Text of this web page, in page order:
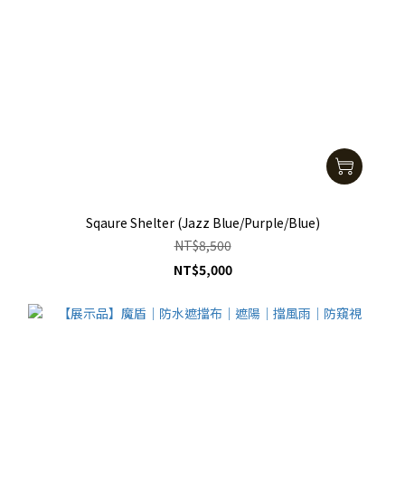
Sqaure Shelter (Jazz Blue/Purple/Blue)
NT$8,500
NT$5,000